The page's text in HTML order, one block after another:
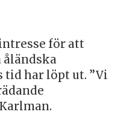
för att
åländska
tid har löpt ut. ”Vi